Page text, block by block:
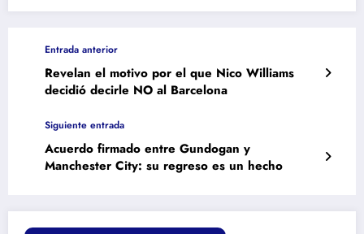
Entrada anterior
Revelan el motivo por el que Nico Williams
decidió decirle NO al Barcelona
Siguiente entrada
Acuerdo firmado entre Gundogan y
Manchester City: su regreso es un hecho